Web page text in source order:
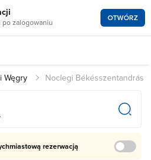
po zalogowaniu OTWÓRZ
Węgry Noclegi Békésszentandrás
rezerwacją